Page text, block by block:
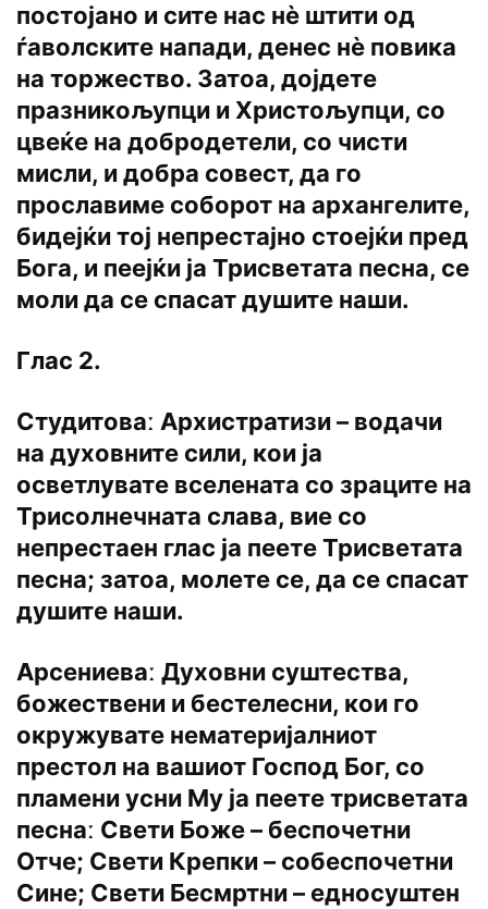
постојано и сите нас нѐ штити од
ѓаволските напади, денес нѐ повика
на торжество. Затоа, дојдете
празникољупци и Христољупци, со
цвеќе на добродетели, со чисти
мисли, и добра совест, да го
прославиме соборот на архангелите,
бидејќи тој непрестајно стоејќи пред
Бога, и пеејќи ја Трисветата песна, се
моли да се спасат душите наши.
Глас 2.
Студитоваː Архистратизи – водачи
на духовните сили, кои ја
осветлувате вселената со зраците на
Трисолнечната слава, вие со
непрестаен глас ја пеете Трисветата
песна; затоа, молете се, да се спасат
душите наши.
Арсениеваː Духовни суштества,
божествени и бестелесни, кои го
окружувате нематеријалниот
престол на вашиот Господ Бог, со
пламени усни Му ја пеете трисветата
песнаː Свети Боже – беспочетни
Отче; Свети Крепки – собеспочетни
Сине; Свети Бесмртни – едносуштен